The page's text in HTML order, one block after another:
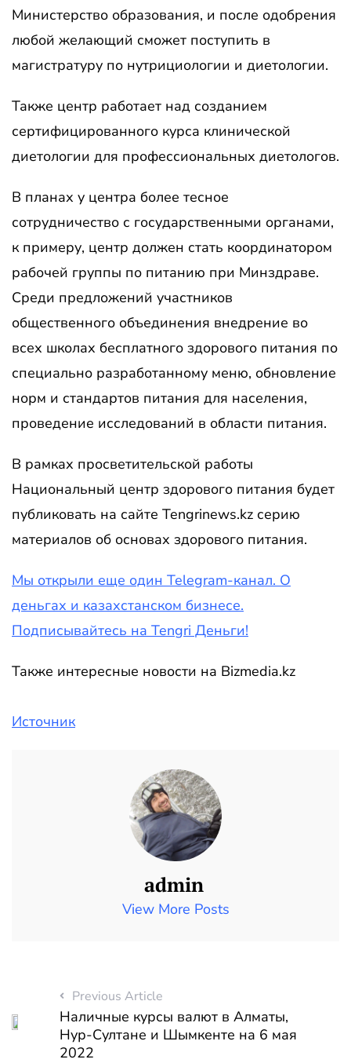
Министерство образования, и после одобрения
любой желающий сможет поступить в
магистратуру по нутрициологии и диетологии.
Также центр работает над созданием
сертифицированного курса клинической
диетологии для профессиональных диетологов.
В планах у центра более тесное
сотрудничество с государственными органами,
к примеру, центр должен стать координатором
рабочей группы по питанию при Минздраве.
Среди предложений участников
общественного объединения внедрение во
всех школах бесплатного здорового питания по
специально разработанному меню, обновление
норм и стандартов питания для населения,
проведение исследований в области питания.
В рамках просветительской работы
Национальный центр здорового питания будет
публиковать на сайте Tengrinews.kz серию
материалов об основах здорового питания.
Мы открыли еще один Telegram-канал. О
деньгах и казахстанском бизнесе.
Подписывайтесь на Tengri Деньги!
Также интересные новости на Bizmedia.kz
Источник
admin
View More Posts
Previous Article
Наличные курсы валют в Алматы,
Нур-Султане и Шымкенте на 6 мая
2022